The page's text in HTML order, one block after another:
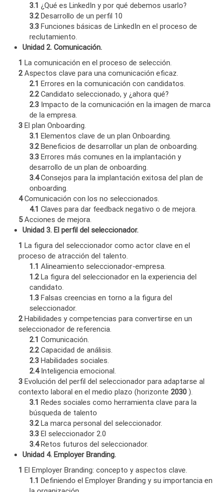
3.1 ¿Qué es LinkedIn y por qué debemos usarlo?
3.2Desarrollo de un perfil 10
3.3 Funciones básicas de LinkedIn en el proceso de
reclutamiento.
Unidad 2. Comunicación.
1 La comunicación en el proceso de selección.
2Aspectos clave para una comunicación eficaz.
2.1 Errores en la comunicación con candidatos.
2.2Candidato seleccionado, y ¿ahora qué?
2.3 Impacto de la comunicación en la imagen de marca
de la empresa.
3 El plan Onboarding.
3.1 Elementos clave de un plan Onboarding.
3.2Beneficios de desarrollar un plan de onboarding.
3.3 Errores más comunes en la implantación y
desarrollo de un plan de onboarding.
3.4Consejos para la implantación exitosa del plan de
onboarding.
4Comunicación con los no seleccionados.
4.1 Claves para dar feedback negativo o de mejora.
5Acciones de mejora.
Unidad 3. El perfil del seleccionador.
1 La figura del seleccionador como actor clave en el
proceso de atracción del talento.
1.1 Alineamiento seleccionador-empresa.
1.2La figura del seleccionador en la experiencia del
candidato.
1.3 Falsas creencias en torno a la figura del
seleccionador.
2Habilidades y competencias para convertirse en un
seleccionador de referencia.
2.1 Comunicación.
2.2Capacidad de análisis.
2.3 Habilidades sociales.
2.4Inteligencia emocional.
3 Evolución del perfil del seleccionador para adaptarse al
contexto laboral en el medio plazo (horizonte2030 ).
3.1 Redes sociales como herramienta clave para la
búsqueda de talento
3.2La marca personal del seleccionador.
3.3 El seleccionador 2.0
3.4Retos futuros del seleccionador.
Unidad 4. Employer Branding.
1 El Employer Branding: concepto y aspectos clave.
1.1 Definiendo el Employer Branding y su importancia en